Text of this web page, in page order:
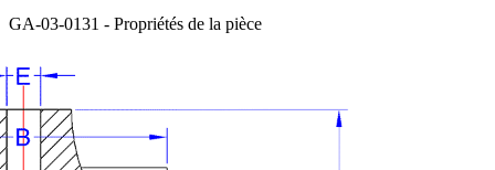
GA-03-0131 - Propriétés de la pièce